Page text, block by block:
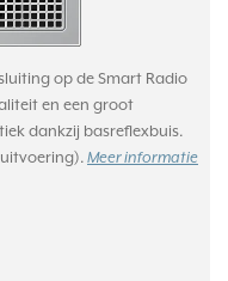
op de Smart Radio
en een groot
dankzij basreflexbuis.
Meer informatie